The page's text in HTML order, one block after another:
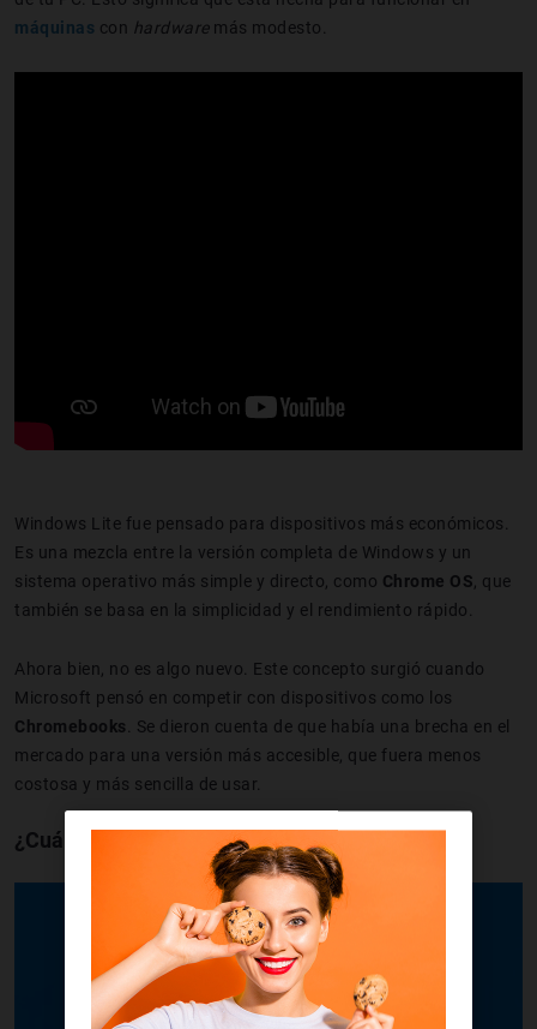
máquinas con hardwaremás modesto.
Windows Lite fue pensado para dispositivos más económicos.
Es una mezcla entre la versión completa de Windows y un
sistema operativo más simple y directo, como Chrome OS , que
también se basa en la simplicidad y el rendimiento rápido.
Ahora bien, no es algo nuevo. Este concepto surgió cuando
Microsoft pensó en competir con dispositivos como los
Chromebooks . Se dieron cuenta de que había una brecha en el
mercado para una versión más accesible, que fuera menos
costosa y más sencilla de usar.
¿Cuáles son los tipos de Windows Lite?